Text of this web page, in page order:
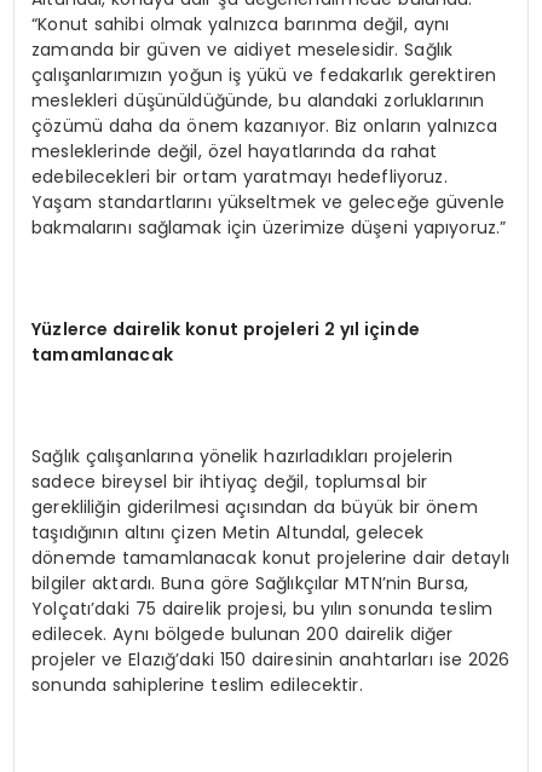
“Konut sahibi olmak yalnızca barınma değil, aynı
zamanda bir güven ve aidiyet meselesidir. Sağlık
çalışanlarımızın yoğun iş yükü ve fedakarlık gerektiren
meslekleri düşünüldüğünde, bu alandaki zorluklarının
çözümü daha da önem kazanıyor. Biz onların yalnızca
mesleklerinde değil, özel hayatlarında da rahat
edebilecekleri bir ortam yaratmayı hedefliyoruz.
Yaşam standartlarını yükseltmek ve geleceğe güvenle
bakmalarını sağlamak için üzerimize düşeni yapıyoruz.”
Yüzlerce dairelik konut projeleri 2 yıl içinde
tamamlanacak
Sağlık çalışanlarına yönelik hazırladıkları projelerin
sadece bireysel bir ihtiyaç değil, toplumsal bir
gerekliliğin giderilmesi açısından da büyük bir önem
taşıdığının altını çizen Metin Altundal, gelecek
dönemde tamamlanacak konut projelerine dair detaylı
bilgiler aktardı. Buna göre Sağlıkçılar MTN’nin Bursa,
Yolçatı’daki 75 dairelik projesi, bu yılın sonunda teslim
edilecek. Aynı bölgede bulunan 200 dairelik diğer
projeler ve Elazığ’daki 150 dairesinin anahtarları ise 2026
sonunda sahiplerine teslim edilecektir.